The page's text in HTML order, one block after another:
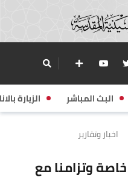
البث المباشر الزيارة
اخبار وتقارير
وتزامنا مع